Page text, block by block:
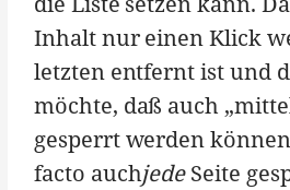
Inhalt nur einen Klick
letzten entfernt ist und
möchte, daß auch
gesperrt werden
facto auchjedeSeite